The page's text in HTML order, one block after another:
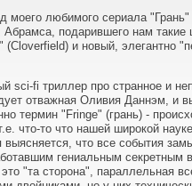
моего любимого сериала "Грань"
подарившего нам такие
и новый, элегантно
sci-fi триллер про странное и
отважная Оливия Даннэм, и
термин "Fringe" (грань) -
что-то что нашей широкой науке
что все события
гениальным секретным
"та сторона", параллельная